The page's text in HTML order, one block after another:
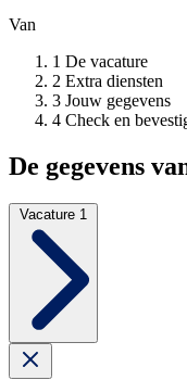
Van
1 De vacature
2 Extra diensten
3 Jouw gegevens
4 Check en
De gegevens
Vacature 1